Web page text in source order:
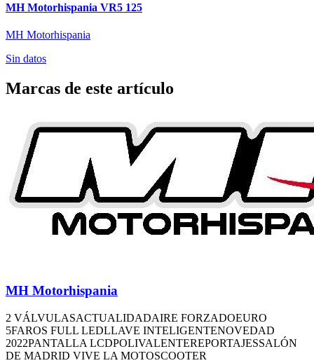
MH Motorhispania VR5 125
MH Motorhispania
Sin datos
Marcas de este artículo
MH Motorhispania
2 VÁLVULASACTUALIDADAIRE FORZADOEURO
5FAROS FULL LEDLLAVE INTELIGENTENOVEDAD
2022PANTALLA LCDPOLIVALENTEREPORTAJESSALÓN
DE MADRID VIVE LA MOTOSCOOTER